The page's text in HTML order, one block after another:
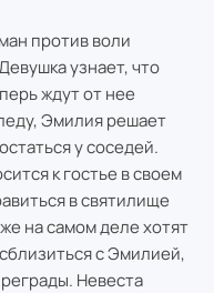
против воли
узнает, что
ждут от нее
Эмилия решает
у соседей.
к гостье в своем
в святилище
на самом деле хотят
с Эмилией,
Невеста